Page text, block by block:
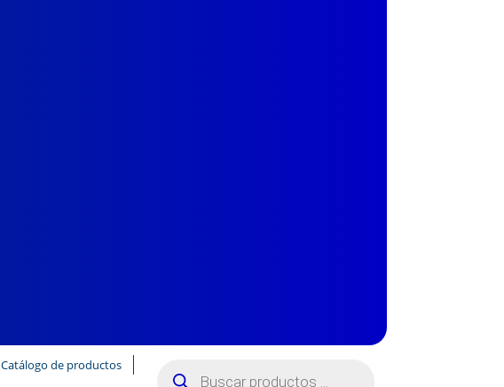
Catálogo de productos